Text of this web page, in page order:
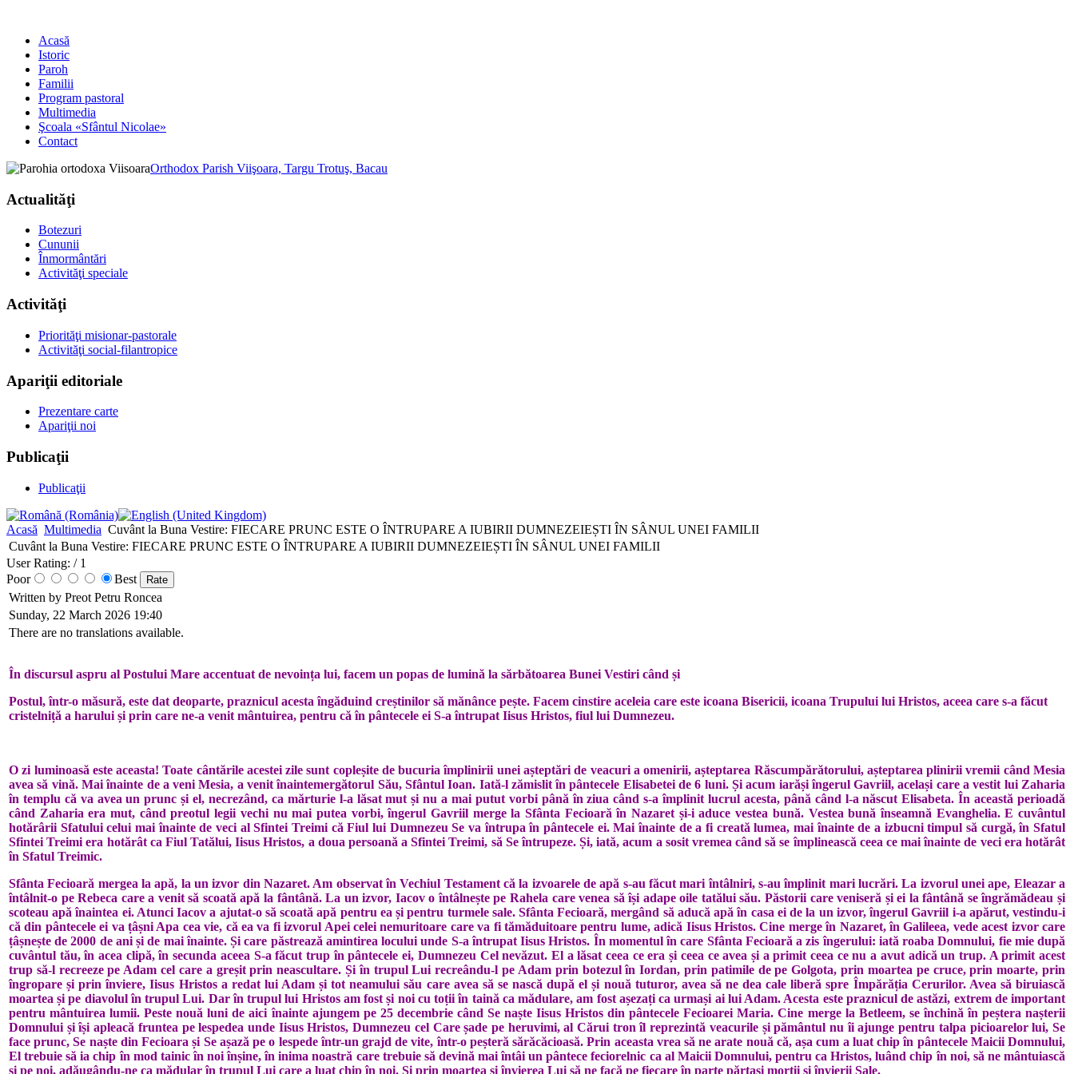
Acasă
Istoric
Paroh
Familii
Program pastoral
Multimedia
Şcoala «Sfântul Nicolae»
Contact
Orthodox Parish Viişoara, Targu Trotuş, Bacau
Actualităţi
Botezuri
Cununii
Înmormântări
Activităţi speciale
Activităţi
Priorităţi misionar-pastorale
Activităţi social-filantropice
Apariţii editoriale
Prezentare carte
Apariţii noi
Publicaţii
Publicaţii
Acasă Multimedia Cuvânt la Buna Vestire: FIECARE PRUNC ESTE O ÎNTRUPARE A IUBIRII DUMNEZEIEȘTI ÎN SÂNUL UNEI FAMILII
Cuvânt la Buna Vestire: FIECARE PRUNC ESTE O ÎNTRUPARE A IUBIRII DUMNEZEIEȘTI ÎN SÂNUL UNEI FAMILII
User Rating: / 1
Poor
Best
Written by Preot Petru Roncea
Sunday, 22 March 2026 19:40
There are no translations available.
În discursul aspru al Postului Mare accentuat de nevoința lui, facem un popas de lumină la sărbătoarea Bunei Vestiri când și
Postul, într-o măsură, este dat deoparte, praznicul acesta îngăduind creștinilor să mănânce pește. Facem cinstire aceleia care este icoana Bisericii, icoana Trupului lui Hristos, aceea care s-a făcut
cristelniță a harului și prin care ne-a venit mântuirea, pentru că în pântecele ei S-a întrupat Iisus Hristos, fiul lui Dumnezeu.
O zi luminoasă este aceasta! Toate cântările acestei zile sunt copleșite de bucuria împlinirii unei așteptări de veacuri a omenirii, așteptarea Răscumpărătorului, așteptarea plinirii vremii când Mesia
avea să vină. Mai înainte de a veni Mesia, a venit înaintemergătorul Său, Sfântul Ioan. Iată-l zămislit în pântecele Elisabetei de 6 luni. Și acum iarăși îngerul Gavriil, același care a vestit lui Zaharia
în templu că va avea un prunc și el, necrezând, ca mărturie l-a lăsat mut și nu a mai putut vorbi până în ziua când s-a împlinit lucrul acesta, până când l-a născut Elisabeta. În această perioadă
când Zaharia era mut, când preotul legii vechi nu mai putea vorbi, îngerul Gavriil merge la Sfânta Fecioară în Nazaret și-i aduce vestea bună. Vestea bună înseamnă Evanghelia. E cuvântul
hotărârii Sfatului celui mai înainte de veci al Sfintei Treimi că Fiul lui Dumnezeu Se va întrupa în pântecele ei. Mai înainte de a fi creată lumea, mai înainte de a izbucni timpul să curgă, în Sfatul
Sfintei Treimi era hotărât ca Fiul Tatălui, Iisus Hristos, a doua persoană a Sfintei Treimi, să Se întrupeze. Și, iată, acum a sosit vremea când să se împlinească ceea ce mai înainte de veci era hotărât
în Sfatul Treimic.
Sfânta Fecioară mergea la apă, la un izvor din Nazaret. Am observat în Vechiul Testament că la izvoarele de apă s-au făcut mari întâlniri, s-au împlinit mari lucrări. La izvorul unei ape, Eleazar a
întâlnit-o pe Rebeca care a venit să scoată apă la fântână. La un izvor, Iacov o întâlnește pe Rahela care venea să își adape oile tatălui său. Păstorii care veniseră și ei la fântână se îngrămădeau și
scoteau apă înaintea ei. Atunci Iacov a ajutat-o să scoată apă pentru ea și pentru turmele sale. Sfânta Fecioară, mergând să aducă apă în casa ei de la un izvor, îngerul Gavriil i-a apărut, vestindu-i
că din pântecele ei va țâșni Apa cea vie, că ea va fi izvorul Apei celei nemuritoare care va fi tămăduitoare pentru lume, adică Iisus Hristos. Cine merge în Nazaret, în Galileea, vede acest izvor care
țâșnește de 2000 de ani și de mai înainte. Și care păstrează amintirea locului unde S-a întrupat Iisus Hristos. În momentul în care Sfânta Fecioară a zis îngerului: iată roaba Domnului, fie mie după
cuvântul tău, în acea clipă, în secunda aceea S-a făcut trup în pântecele ei, Dumnezeu Cel nevăzut. El a lăsat ceea ce era și ceea ce avea și a primit ceea ce nu a avut adică un trup. A primit acest
trup să-l recreeze pe Adam cel care a greșit prin neascultare. Și în trupul Lui recreându-l pe Adam prin botezul în Iordan, prin patimile de pe Golgota, prin moartea pe cruce, prin moarte, prin
îngropare și prin înviere, Iisus Hristos a redat lui Adam și tot neamului său care avea să se nască după el și nouă tuturor, avea să ne dea cale liberă spre Împărăția Cerurilor. Avea să biruiască
moartea și pe diavolul în trupul Lui. Dar în trupul lui Hristos am fost și noi cu toții în taină ca mădulare, am fost așezați ca urmași ai lui Adam. Acesta este praznicul de astăzi, extrem de important
pentru mântuirea lumii. Peste nouă luni de aici înainte ajungem pe 25 decembrie când Se naște Iisus Hristos din pântecele Fecioarei Maria. Cine merge la Betleem, se închină în peștera nașterii
Domnului și își apleacă fruntea pe lespedea unde Iisus Hristos, Dumnezeu cel Care șade pe heruvimi, al Cărui tron îl reprezintă veacurile și pământul nu îi ajunge pentru talpa picioarelor lui, Se
face prunc, Se naște din Fecioara și Se așază pe o lespede într-un grajd de vite, într-o peșteră sărăcăcioasă. Prin aceasta vrea să ne arate nouă că, așa cum a luat chip în pântecele Maicii Domnului,
El trebuie să ia chip în mod tainic în noi înșine, în inima noastră care trebuie să devină mai întâi un pântece feciorelnic ca al Maicii Domnului, pentru ca Hristos, luând chip în noi, să ne mântuiască
și pe noi, adăugându-ne ca mădular în trupul Lui care a luat chip în noi. Și prin moartea și învierea Lui să ne facă pe fiecare în parte părtași morții și învierii Sale.